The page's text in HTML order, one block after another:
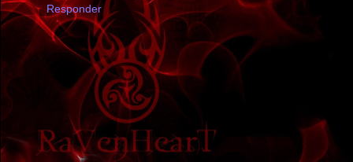
Responder